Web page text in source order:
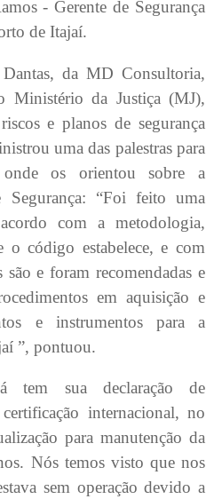
- Gerente de Segurança
de Itajaí.
da MD Consultoria,
Ministério da Justiça (MJ),
e planos de segurança
uma das palestras para
os orientou sobre a
Segurança: “Foi feito uma
com a metodologia,
o código estabelece, e com
são e foram recomendadas e
em aquisição e
e instrumentos para a
”, pontuou.
sua declaração de
internacional, no
para manutenção da
Nós temos visto que nos
sem operação devido a